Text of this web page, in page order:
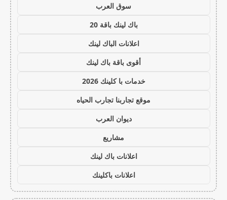
سوق العرب
باك لينك باقة 20
اعلانات الباك لينك
أقوى باقة باك لينك
خدمات با كلينك 2026
موقع تجاربنا تجارب الحياه
ديوان العرب
مشاريع
اعلانات باك لينك
اعلانات باكلينك